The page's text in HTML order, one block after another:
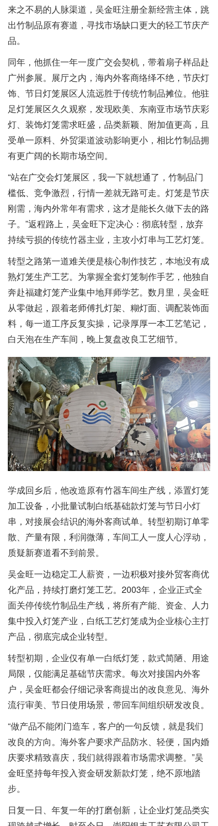
来之不易的人脉渠道，吴金旺注册全新经营主体，跳
出竹制品原有赛道，寻找市场缺口更大的轻工节庆产
品。
同年，他抓住一年一度广交会契机，带着扇子样品赴
广州参展。展厅之内，海内外客商络绎不绝，节庆灯
饰、节日灯笼展区人流远胜于传统竹制品摊位。他驻
足灯笼展区久久观察，发现欧美、东南亚市场节庆彩
灯、装饰灯笼需求旺盛，品类新颖、附加值更高，且
受单一原料、外贸渠道波动影响更小，相比竹制品拥
有更广阔的长期市场空间。
“站在广交会灯笼展区，我一下就想通了，竹制品门
槛低、竞争激烈，行情一差就无路可走。灯笼是节庆
刚需，海内外常年有需求，这才是能长久做下去的路
子。”返程路上，吴金旺下定决心：彻底转型，放弃
持续亏损的传统竹器主业，主攻小灯串与工艺灯笼。
转型之路第一道难关便是核心制作技艺，本地没有成
熟灯笼生产工艺。为掌握全套灯笼制作手艺，他独自
奔赴福建灯笼产业集中地拜师学艺。数月里，吴金旺
从零做起，跟着老师傅扎灯架、糊灯面、调配装饰面
料，每一道工序反复实操，记录厚厚一本工艺笔记，
白天泡在生产车间，晚上复盘改良工艺细节。
学成回乡后，他改造原有竹器车间生产线，添置灯笼
加工设备，小批量试制白纸基础款灯笼与节日小灯
串，对接展会结识的海外客商试单。转型初期订单零
散、产量有限，利润微薄，车间工人一度人心浮动，
质疑新赛道看不到前景。
吴金旺一边稳定工人薪资，一边积极对接外贸客商优
化产品，持续打磨灯笼工艺。2003年，企业正式全
面关停传统竹制品生产线，将所有产能、资金、人力
集中投入灯笼产业，白纸工艺灯笼成为企业核心主打
产品，彻底完成企业转型。
转型初期，企业仅有单一白纸灯笼，款式简陋、用途
局限，仅能满足基础节庆需求。每次对接国内外客
户，吴金旺都会仔细记录客商提出的改良意见、海外
流行审美、节日使用场景，带回车间组织研发改良。
“做产品不能闭门造车，客户的一句反馈，就是我们
改良的方向。海外客户要求产品防水、轻便，国内婚
庆要求精致喜庆，我们就得跟着市场需求调整。”吴
金旺坚持每年投入资金研发新款灯笼，绝不原地踏
步。
日复一日、年复一年的打磨创新，让企业灯笼品类实